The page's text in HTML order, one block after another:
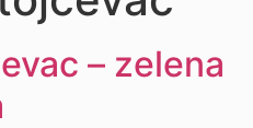
– zelena